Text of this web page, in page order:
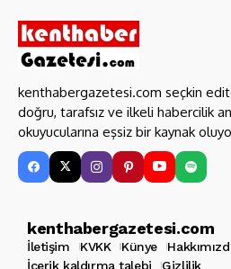
kenthabergazetesi.com seçkin
doğru, tarafsız ve ilkeli habercilik
okuyucularına eşsiz bir kaynak
kenthabergazetesi.com
İletişim KVKK Künye
İçerik kaldırma talebi
Gizlilik